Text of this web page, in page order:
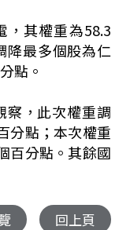
，其權重為58.3
降最多個股為仁
點。
察，此次權重調
分點；本次權重
百分點。其餘國
回上頁